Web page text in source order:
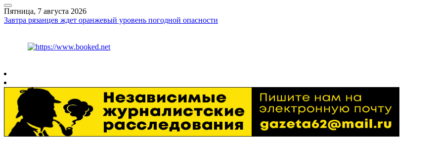
Пятница, 7 августа 2026
Завтра рязанцев ждет оранжевый уровень погодной опасности